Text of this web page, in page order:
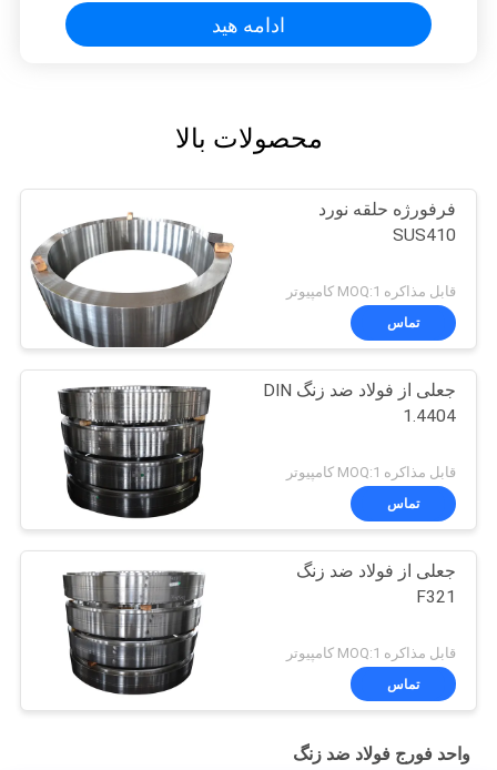
ادامه هید
محصولات بالا
فرفورژه حلقه نورد
SUS410
قابل مذاکره MOQ:1 کامپیوتر
تماس
جعلی از فولاد ضد زنگ DIN
1.4404
قابل مذاکره MOQ:1 کامپیوتر
تماس
جعلی از فولاد ضد زنگ
F321
قابل مذاکره MOQ:1 کامپیوتر
تماس
واحد فورج فولاد ضد زنگ